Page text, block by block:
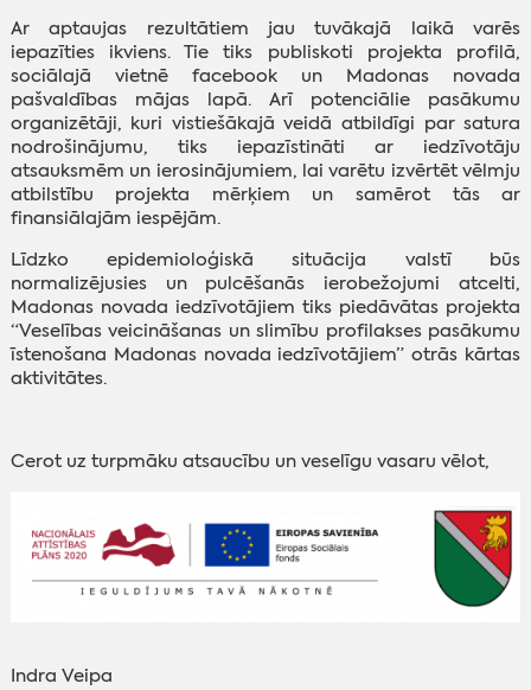
Ar aptaujas rezultātiem jau tuvākajā laikā varēs
iepazīties ikviens. Tie tiks publiskoti projekta profilā,
sociālajā vietnē facebook un Madonas novada
pašvaldības mājas lapā. Arī potenciālie pasākumu
organizētāji, kuri vistiešākajā veidā atbildīgi par satura
nodrošinājumu, tiks iepazīstināti ar iedzīvotāju
atsauksmēm un ierosinājumiem, lai varētu izvērtēt vēlmju
atbilstību projekta mērķiem un samērot tās ar
finansiālajām iespējām.
Līdzko epidemioloģiskā situācija valstī būs
normalizējusies un pulcēšanās ierobežojumi atcelti,
Madonas novada iedzīvotājiem tiks piedāvātas projekta
“Veselības veicināšanas un slimību profilakses pasākumu
īstenošana Madonas novada iedzīvotājiem” otrās kārtas
aktivitātes.
Cerot uz turpmāku atsaucību un veselīgu vasaru vēlot,
Indra Veipa